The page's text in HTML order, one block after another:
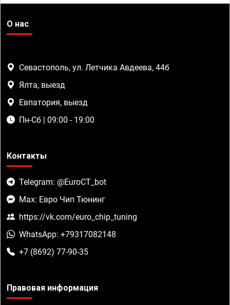
О нас
Севастополь, ул. Летчика Авдеева, 44б
Ялта, выезд
Евпатория, выезд
Пн-Сб | 09:00 - 19:00
Контакты
Telegram: @EuroCT_bot
Max: Евро Чип Тюнинг
https://vk.com/euro_chip_tuning
WhatsApp: +79317082148
+7 (8692) 77-90-35
Правовая информация